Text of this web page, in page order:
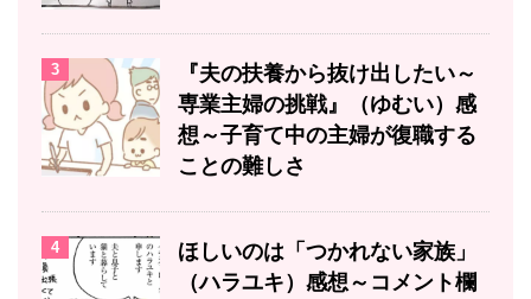
3
『夫の扶養から抜け出したい～
専業主婦の挑戦』（ゆむい）感
想～子育て中の主婦が復職する
ことの難しさ
4
ほしいのは「つかれない家族」
（ハラユキ）感想～コメント欄